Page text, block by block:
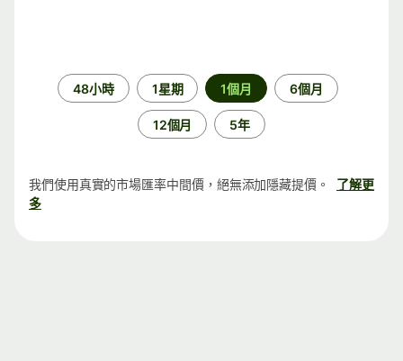
48小時 1星期 1個月 6個月
12個月 5年
我們使用真實的市場匯率中間價，絕無添加隱藏提價。
了解更
多